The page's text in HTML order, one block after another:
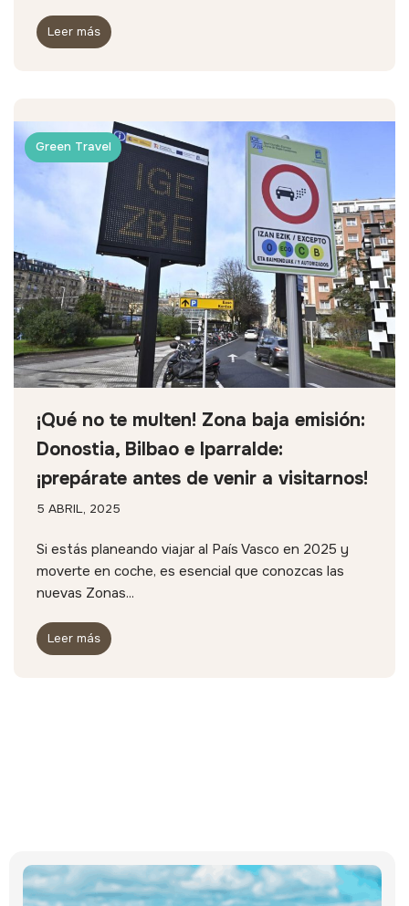
Leer más
Green Travel
¡Qué no te multen! Zona baja emisión:
Donostia, Bilbao e Iparralde:
¡prepárate antes de venir a visitarnos!
5 ABRIL, 2025
Si estás planeando viajar al País Vasco en 2025 y
moverte en coche, es esencial que conozcas las
nuevas Zonas...
Leer más